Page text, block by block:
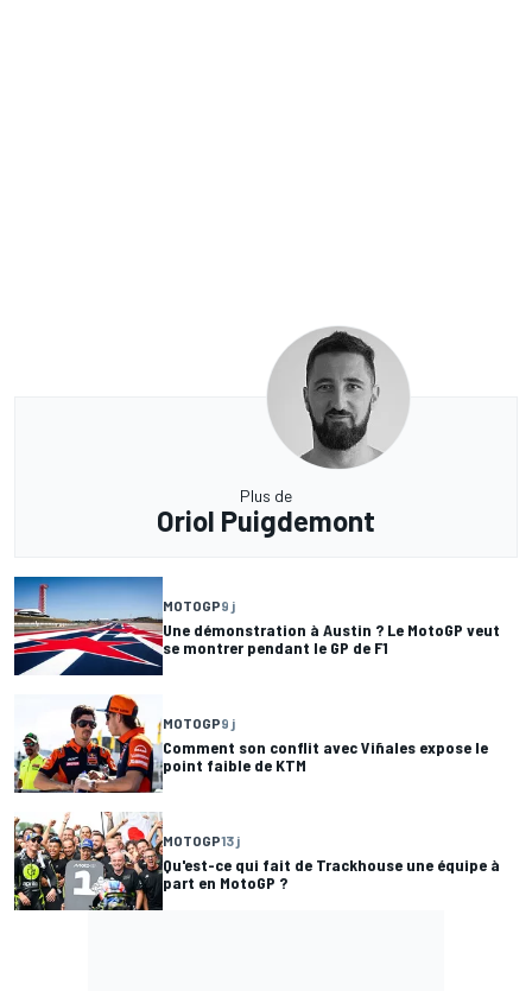
Plus de
Oriol Puigdemont
MOTOGP9 j
Une démonstration à Austin ? Le MotoGP veut
se montrer pendant le GP de F1
MOTOGP9 j
Comment son conflit avec Viñales expose le
point faible de KTM
MOTOGP13 j
Qu'est-ce qui fait de Trackhouse une équipe à
part en MotoGP ?